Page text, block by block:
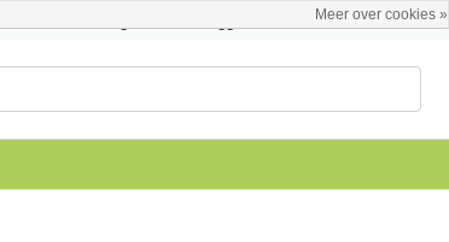
Nederlands
Meer over cookies »